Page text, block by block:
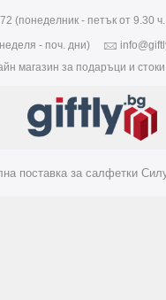
(понеделник - петък от 9.30
неделя - поч. дни)
магазин за подаръци и
поставка за салфетки